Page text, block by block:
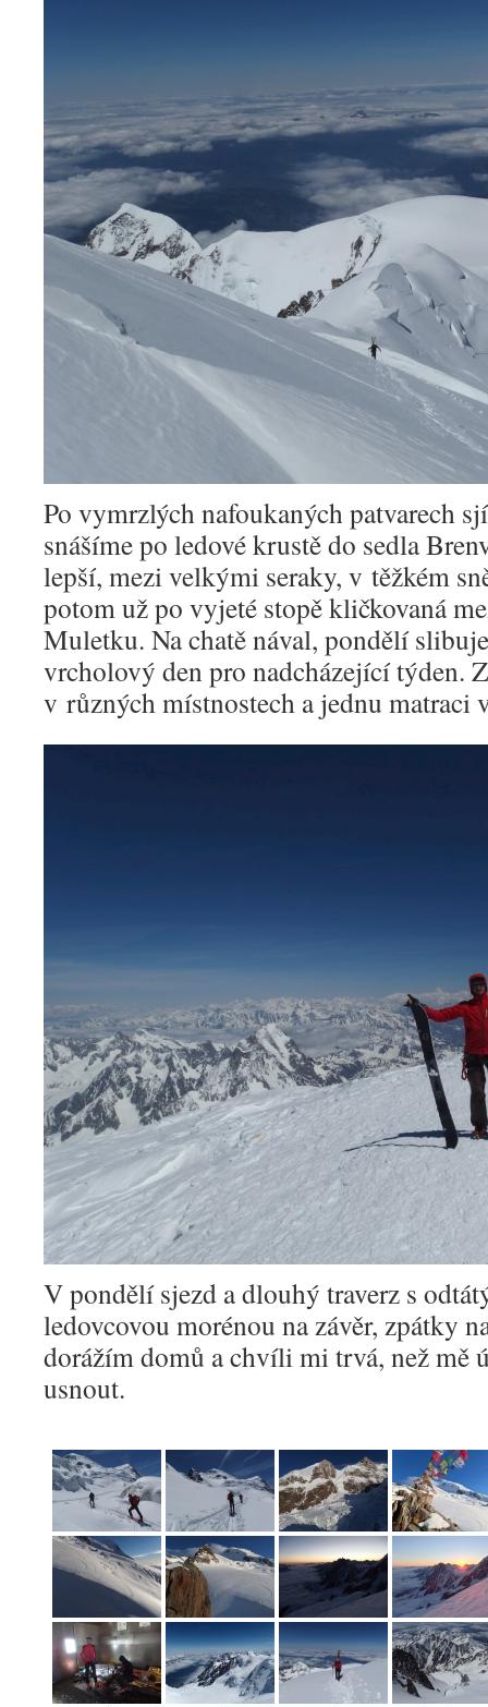
Po vymrzlých nafoukaných patvarech
snášíme po ledové krustě do sedla
lepší, mezi velkými seraky, v těžkém
potom už po vyjeté stopě kličkovaná
Muletku. Na chatě nával, pondělí
vrcholový den pro nadcházející týden.
v různých místnostech a jednu matraci
V pondělí sjezd a dlouhý traverz s
ledovcovou morénou na závěr, zpátky
dorážím domů a chvíli mi trvá, než mě
usnout.